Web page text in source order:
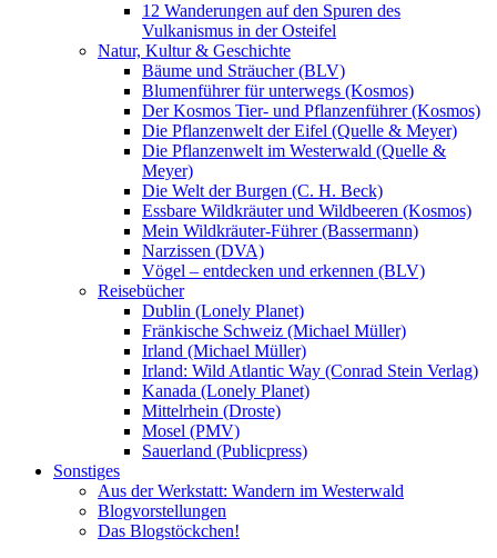
12 Wanderungen auf den Spuren des
Vulkanismus in der Osteifel
Natur, Kultur & Geschichte
Bäume und Sträucher (BLV)
Blumenführer für unterwegs (Kosmos)
Der Kosmos Tier- und Pflanzenführer (Kosmos)
Die Pflanzenwelt der Eifel (Quelle & Meyer)
Die Pflanzenwelt im Westerwald (Quelle &
Meyer)
Die Welt der Burgen (C. H. Beck)
Essbare Wildkräuter und Wildbeeren (Kosmos)
Mein Wildkräuter-Führer (Bassermann)
Narzissen (DVA)
Vögel – entdecken und erkennen (BLV)
Reisebücher
Dublin (Lonely Planet)
Fränkische Schweiz (Michael Müller)
Irland (Michael Müller)
Irland: Wild Atlantic Way (Conrad Stein Verlag)
Kanada (Lonely Planet)
Mittelrhein (Droste)
Mosel (PMV)
Sauerland (Publicpress)
Sonstiges
Aus der Werkstatt: Wandern im Westerwald
Blogvorstellungen
Das Blogstöckchen!